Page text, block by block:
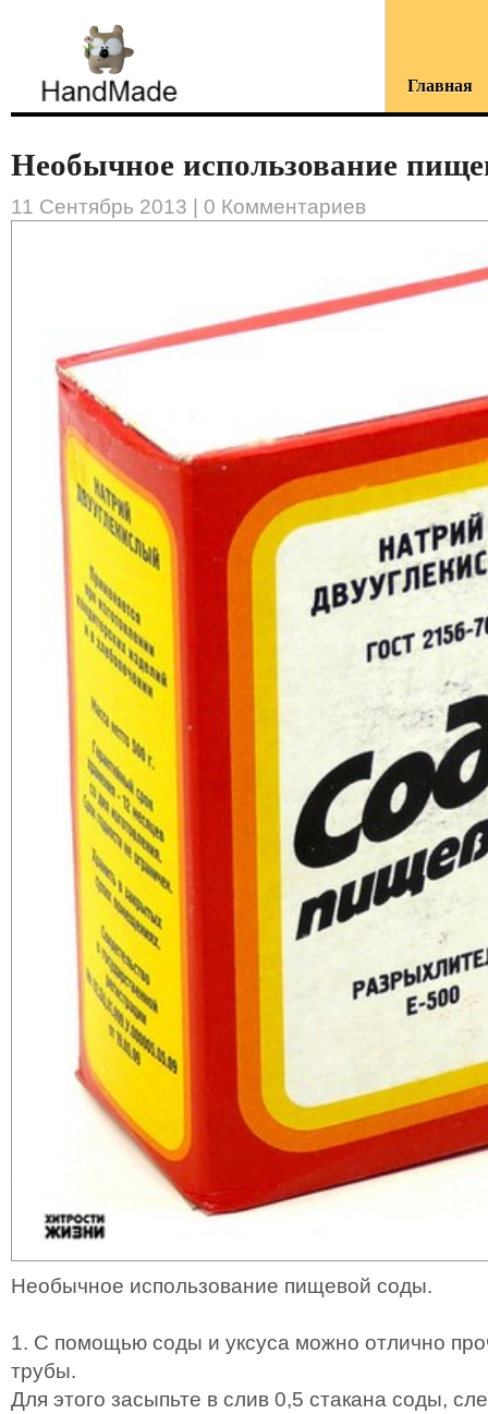
Главная
Необычное использование
11 Сентябрь 2013 | 0 Комментариев
Необычное использование пищевой соды.
1. С помощью соды и уксуса можно отлично
трубы.
Для этого засыпьте в слив 0,5 стакана соды,